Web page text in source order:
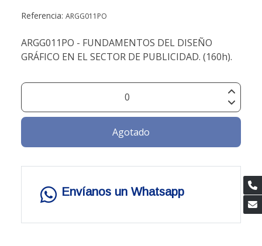
Referencia: ARGG011PO
ARGG011PO - FUNDAMENTOS DEL DISEÑO
GRÁFICO EN EL SECTOR DE PUBLICIDAD. (160h).
Agotado
Envíanos un Whatsapp